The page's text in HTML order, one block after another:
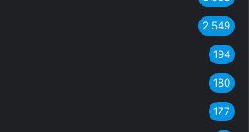
2.549
194
180
177